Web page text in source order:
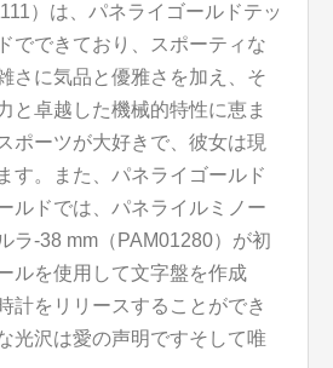
）は、パネライゴールドテッ
でできており、スポーティな
さに気品と優雅さを加え、そ
と卓越した機械的特性に恵ま
ポーツが大好きで、彼女は現
す。また、パネライゴールド
ルドでは、パネライルミノー
ラ-38 mm（PAM01280）が初
ルを使用して文字盤を作成
計をリリースすることができ
光沢は愛の声明ですそして唯